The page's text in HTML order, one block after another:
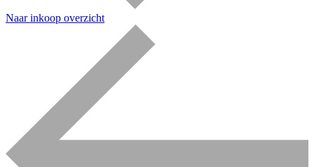
Naar inkoop overzicht